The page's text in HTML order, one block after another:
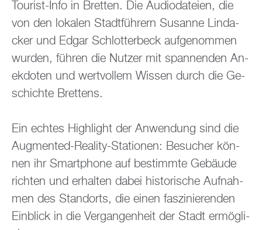
Tou­rist-Info in Brett­en. Die Au­dio­da­tei­en, die
von den lo­ka­len Stadt­füh­rern Su­san­ne Lin­d­a­
cker und Edgar Schlot­ter­beck auf­ge­nom­men
wur­den, füh­ren die Nut­zer mit span­nen­den An­
ek­do­ten und wert­vol­lem Wis­sen durch die Ge­
schich­te Brettens.
Ein ech­tes High­light der An­wen­dung sind die
Aug­men­ted-Rea­li­ty-Sta­tio­nen: Be­su­cher kön­
nen ihr Smart­pho­ne auf be­stimm­te Ge­bäu­de
rich­ten und er­hal­ten dabei his­to­ri­sche Auf­nah­
men des Stand­orts, die einen fas­zi­nie­ren­den
Ein­blick in die Ver­gan­gen­heit der Stadt er­mög­li­